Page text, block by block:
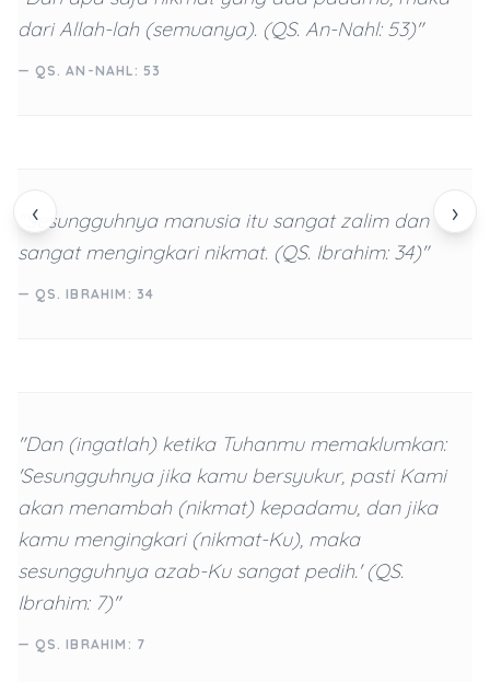
‹ ›
dari Allah-lah (semuanya). (QS. An-Nahl: 53)"
— QS. AN-NAHL: 53
"Sesungguhnya manusia itu sangat zalim dan
sangat mengingkari nikmat. (QS. Ibrahim: 34)"
— QS. IBRAHIM: 34
"Dan (ingatlah) ketika Tuhanmu memaklumkan:
'Sesungguhnya jika kamu bersyukur, pasti Kami
akan menambah (nikmat) kepadamu, dan jika
kamu mengingkari (nikmat-Ku), maka
sesungguhnya azab-Ku sangat pedih.' (QS.
Ibrahim: 7)"
— QS. IBRAHIM: 7